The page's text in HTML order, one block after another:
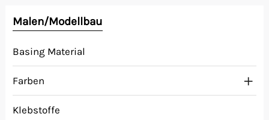
Malen/Modellbau
Rollenspiele
Sammelkartenspiele
Spielzubehör
Malen/Modellbau
Basing Material
Farben
Klebstoffe